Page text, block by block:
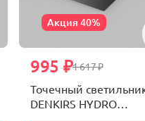
Акция 40%
1 617 ₽
995 ₽
Точечный
DENKIRS HYDRO